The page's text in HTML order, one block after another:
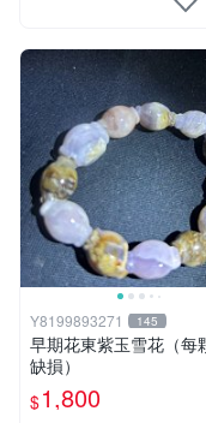
Y8199893271 145
早期花東紫玉雪花（每
缺損）
$1,800